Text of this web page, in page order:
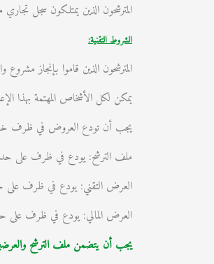
المترشحون الذين يمتلكون سجل تجاري
الشروط التقنية:
المترشحون الذين قاموا بإنجاز
يمكن لكل الأشخاص المهتمة بهذا الإعلان
يجب أن تودع العروض في ظرف
ملف الترشح: يودع في ظرف على
العرض التقني: يودع في ظرف على
العرض المالي: يودع في ظرف على
يجب أن يتضمن ملف الترشح والعرضين التقني